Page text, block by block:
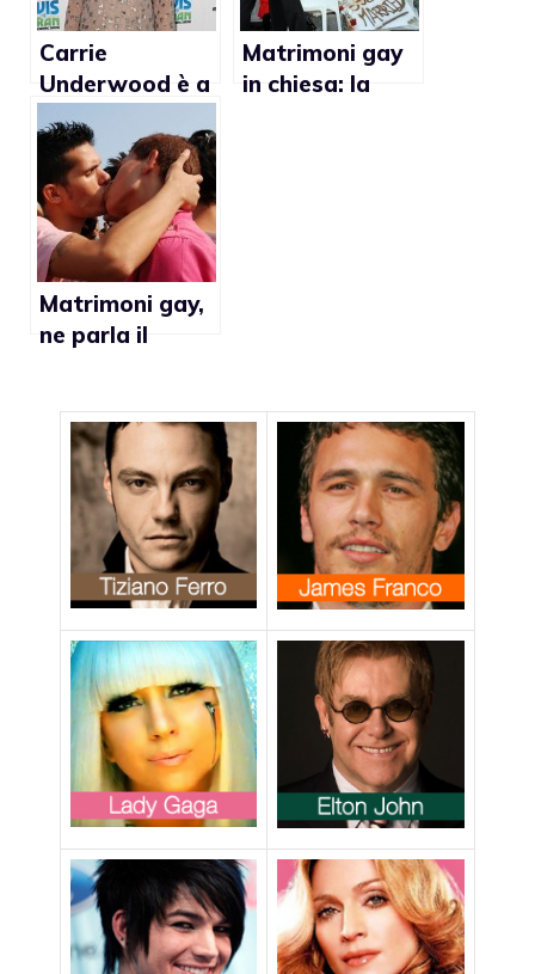
Carrie
Underwood è a
favore dei
matrimoni gay
Matrimoni gay
in chiesa: la
Matrimoni gay,
ne parla il
Haaretz